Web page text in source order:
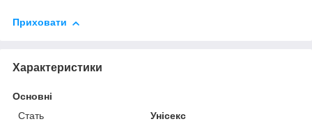
Приховати
Характеристики
Основні
Стать
Унісекс